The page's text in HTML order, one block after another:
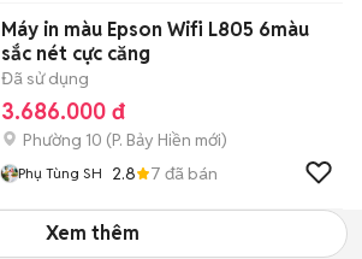
Máy in màu Epson Wifi L805 6màu
sắc nét cực căng
Đã sử dụng
3.686.000 đ
Phường 10 (P. Bảy Hiền mới)
Phụ Tùng SH 2.8 7 đã bán
Xem thêm